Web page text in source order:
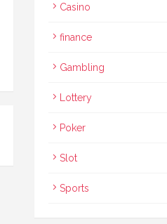
Casino
finance
Gambling
Lottery
Poker
Slot
Sports